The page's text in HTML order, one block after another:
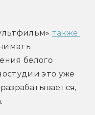
также
белого
это уже